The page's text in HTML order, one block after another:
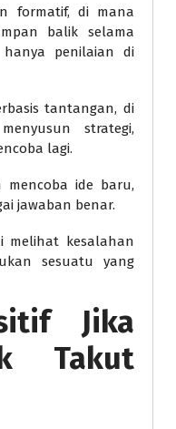
formatif, di mana
balik selama
penilaian di
tantangan, di
strategi,
lagi.
mencoba ide baru,
jawaban benar.
melihat kesalahan
sesuatu yang
Jika
Takut